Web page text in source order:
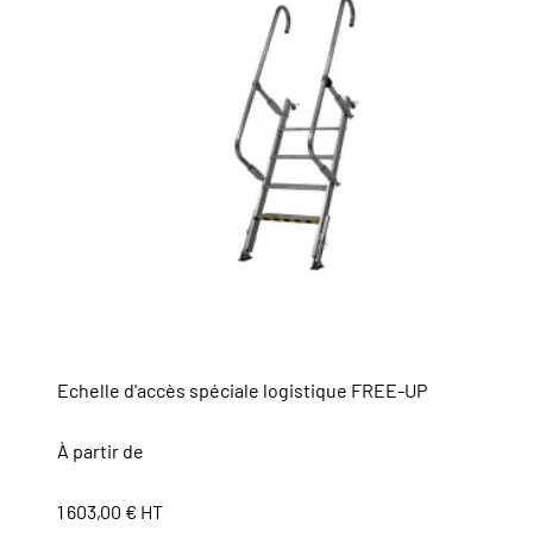
Echelle d'accès spéciale logistique FREE-UP
À partir de
1 603,00 € HT